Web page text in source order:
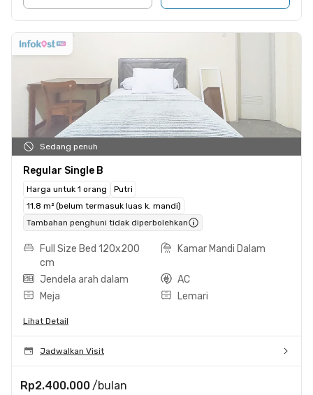
Sedang penuh
Regular Single B
Harga untuk 1 orang
Putri
11.8 m² (belum termasuk luas k. mandi)
Tambahan penghuni tidak diperbolehkan
Full Size Bed 120x200
cm
Kamar Mandi Dalam
Jendela arah dalam
AC
Meja
Lemari
Lihat Detail
Jadwalkan Visit
Rp2.400.000 /bulan